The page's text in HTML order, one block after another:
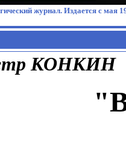
журнал. Издается с мая
КОНКИН